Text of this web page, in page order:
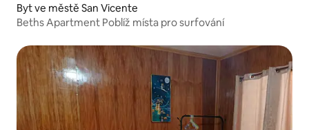
Byt ve městě San Vicente
Beths Apartment Poblíž místa pro surfování